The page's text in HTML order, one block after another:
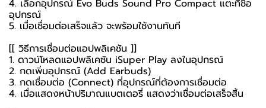
4. เลือกอุปกรณ์ Evo Buds Sound Pro Compact แตะที่ชื่อ
อุปกรณ์
5. เมื่อเชื่อมต่อเสร็จแล้ว จะพร้อมใช้งานทันที
[[ วิธีการเชื่อมต่อแอปพลิเคชัน ]]
1. ดาวน์โหลดแอปพลิเคชัน iSuper Play ลงในอุปกรณ์
2. กดเพิ่มอุปกรณ์ (Add Earbuds)
3. กดเชื่อมต่อ (Connect) ที่อุปกรณ์ที่ต้องการเชื่อมต่อ
4. เมื่อแสดงหน้าปริมาณแบตเตอรี่ แสดงว่าเชื่อมต่อเสร็จสิ้น